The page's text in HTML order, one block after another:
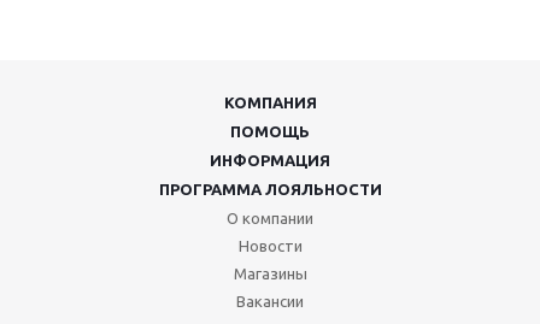
КОМПАНИЯ
ПОМОЩЬ
ИНФОРМАЦИЯ
ПРОГРАММА ЛОЯЛЬНОСТИ
О компании
Новости
Магазины
Вакансии